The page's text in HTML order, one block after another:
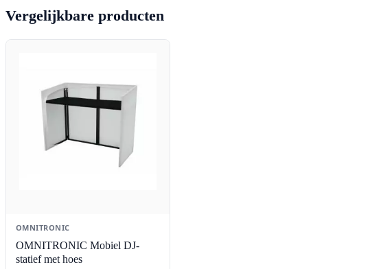
Vergelijkbare producten
OMNITRONIC
OMNITRONIC Mobiel DJ-
statief met hoes